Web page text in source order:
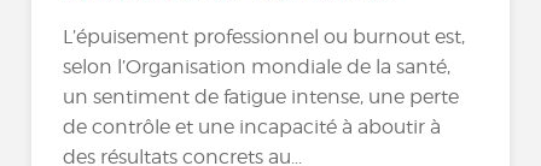
L’épuisement professionnel ou burnout est,
selon l’Organisation mondiale de la santé,
un sentiment de fatigue intense, une perte
de contrôle et une incapacité à aboutir à
des résultats concrets au...